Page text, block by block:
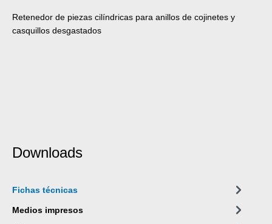
Retenedor de piezas cilíndricas para anillos de cojinetes y
casquillos desgastados
Downloads
Fichas técnicas
Medios impresos